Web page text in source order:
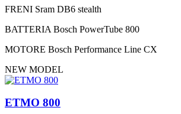
FRENI Sram DB6 stealth
BATTERIA Bosch PowerTube 800
MOTORE Bosch Performance Line CX
NEW MODEL
ETMO 800